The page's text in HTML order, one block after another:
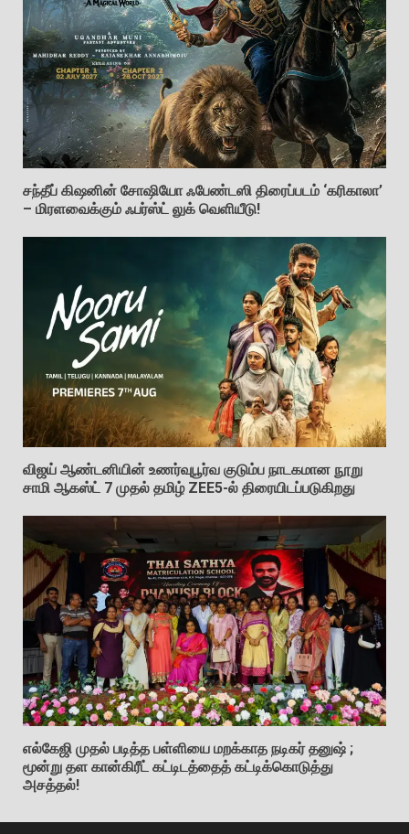
சந்தீப் கிஷனின் சோஷியோ ஃபேண்டஸி திரைப்படம் ‘கரிகாலா’
– மிரளவைக்கும் ஃபர்ஸ்ட் லுக் வெளியீடு!
விஜய் ஆண்டனியின் உணர்வுபூர்வ குடும்ப நாடகமான நூறு
சாமி ஆகஸ்ட் 7 முதல் தமிழ் ZEE5-ல் திரையிடப்படுகிறது
எல்கேஜி முதல் படித்த பள்ளியை மறக்காத நடிகர் தனுஷ் ;
மூன்று தள கான்கிரீட் கட்டிடத்தைத் கட்டிக்கொடுத்து
அசத்தல்!